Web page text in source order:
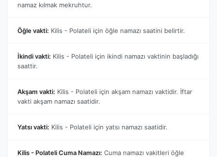
namaz kılmak mekruhtur.
Öğle vakti: Kilis - Polateli için öğle namazı saatini belirtir.
İkindi vakti: Kilis - Polateli için ikindi namazı vaktinin başladığı
saattir.
Akşam vakti: Kilis - Polateli için akşam namazı vaktidir. İftar
vakti akşam namazı saatidir.
Yatsı vakti: Kilis - Polateli için yatsı namazı saatidir.
Kilis - Polateli Cuma Namazı: Cuma namazı vakitleri öğle